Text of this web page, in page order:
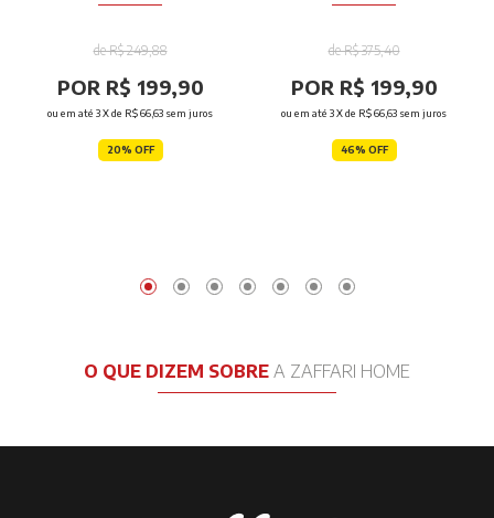
de R$ 249,88
POR R$ 199,90
ou em até 3X de R$ 66,63 sem juros
20% OFF
de R$ 375,40
POR R$ 199,90
ou em até 3X de R$ 66,63 sem juros
46% OFF
O QUE DIZEM SOBRE A ZAFFARI HOME